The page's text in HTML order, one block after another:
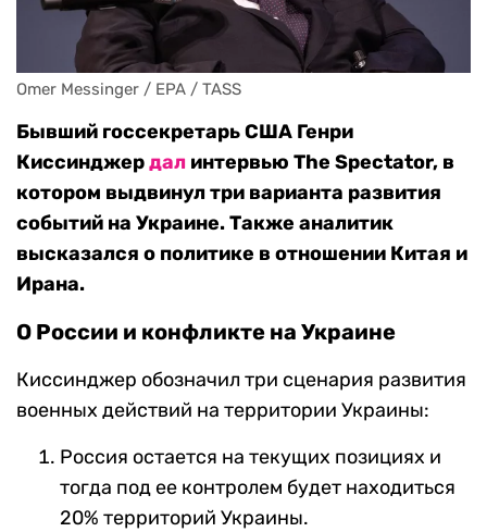
Omer Messinger / EPA / TASS
Бывший госсекретарь США Генри
Киссинджердал интервью The Spectator, в
котором выдвинул три варианта развития
событий на Украине. Также аналитик
высказался о политике в отношении Китая и
Ирана.
О России и конфликте на Украине
Киссинджер обозначил три сценария развития
военных действий на территории Украины:
Россия остается на текущих позициях и
тогда под ее контролем будет находиться
20% территорий Украины.